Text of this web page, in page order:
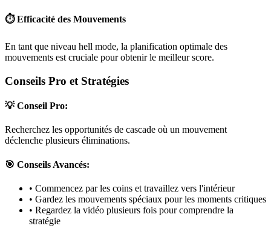
⏱️ Efficacité des Mouvements
En tant que niveau hell mode, la planification optimale des
mouvements est cruciale pour obtenir le meilleur score.
Conseils Pro et Stratégies
💡 Conseil Pro:
Recherchez les opportunités de cascade où un mouvement
déclenche plusieurs éliminations.
🎯 Conseils Avancés:
• Commencez par les coins et travaillez vers l'intérieur
• Gardez les mouvements spéciaux pour les moments critiques
• Regardez la vidéo plusieurs fois pour comprendre la
stratégie